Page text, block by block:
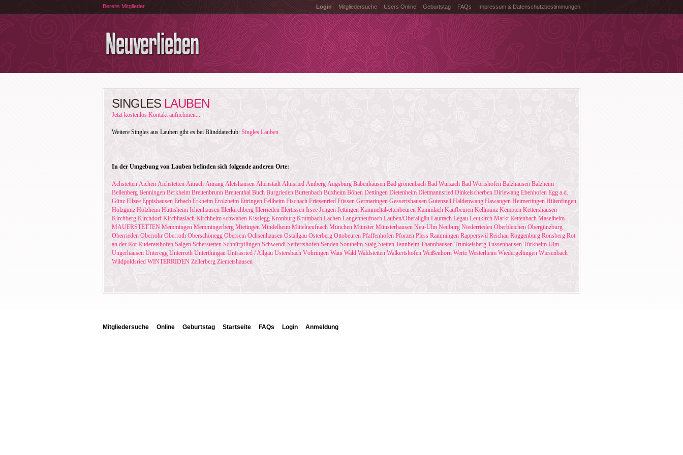
Login Mitgliedersuche Users Online Geburtstag FAQs Impressum & Datenschutzbestimmungen
Bereits Mitglieder
SINGLES LAUBEN
Jetzt kostenlos Kontakt aufnehmen...
Weitere Singles aus Lauben gibt es bei Blinddateclub: Singles Lauben
In der Umgebung von Lauben befinden sich folgende anderen Orte:
Achstetten Aichen Aichstetten Aitrach Aitrang Aletshausen Altenstadt Altusried Amberg Augsburg Babenhausen Bad grönenbach Bad Wurzach Bad Wörishofen Balzhausen Balzheim
Bellenberg Benningen Berkheim Breitenbrunn Breitenthal Buch Burgrieden Burtenbach Buxheim Böhen Dettingen Dietenheim Dietmannsried Dinkelscherben Dirlewang Ebenhofen Egg a.d.
Günz Ellzee Eppishausen Erbach Erkheim Erolzheim Ettringen Fellheim Fischach Friesenried Füssen Germaringen Gessertshausen Gutenzell Haldenwang Hawangen Heimertingen Hiltenfingen
Holzgünz Holzheim Hüttisheim Ichenhausen Illerkirchberg Illerrieden Illertissen Irsee Jengen Jettingen Kammeltal-ettenbeuren Kammlach Kaufbeuren Kellmünz Kempten Kettershausen
Kirchberg Kirchdorf Kirchhaslach Kirchheim schwaben Kisslegg Kronburg Krumbach Lachen Langenneufnach Lauben/Oberallgäu Lautrach Legau Leutkirch Markt Rettenbach Maselheim
MAUERSTETTEN Memmingen Memmingerberg Mietingen Mindelheim Mittelneufnach München Münster Münsterhausen Neu-Ulm Neuburg Niederrieden Oberbleichen Obergünzburg
Oberrieden Oberrohr Oberroth Oberschönegg Obersein Ochsenhausen Ostallgäu Osterberg Ottobeuren Pfaffenhofen Pforzen Pless Rammingen Rapperswil Reichau Roggenburg Ronsberg Rot
an der Rot Ruderatshofen Salgen Scherstetten Schnürpflingen Schwendi Seifertshofen Senden Sontheim Staig Stetten Tannheim Thannhausen Trunkelsberg Tussenhausen Türkheim Ulm
Ungerhausen Unteregg Unterroth Unterthingau Untrasried / Allgäu Ustersbach Vöhringen Wain Wald Waldstetten Walkertshofen Weißenhorn Werte Westerheim Wiedergeltingen Wiesenbach
Wildpoldsried WINTERRIDEN Zellerberg Ziemetshausen
Mitgliedersuche Online Geburtstag Startseite FAQs Login Anmeldung